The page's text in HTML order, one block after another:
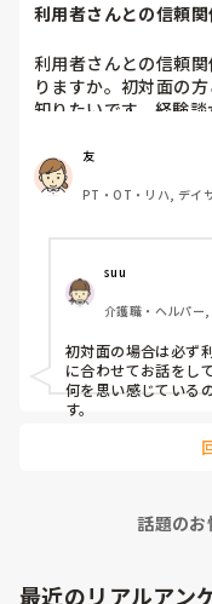
利用者さんとの信頼関
利用者さんとの信頼
りますか。初対面の
知りたいです。経験談
友
PT・OT・リハ, デイ
suu
介護職・ヘルパー
初対面の場合は必ず
に合わせてお話をし
何を思い感じている
す。
話題のお
最近のリアルアン